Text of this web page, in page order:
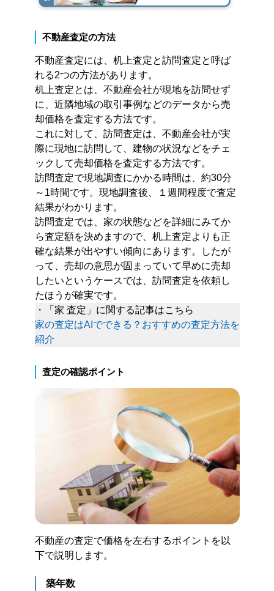
不動産査定の方法
不動産査定には、机上査定と訪問査定と呼ば
れる2つの方法があります。
机上査定とは、不動産会社が現地を訪問せず
に、近隣地域の取引事例などのデータから売
却価格を査定する方法です。
これに対して、訪問査定は、不動産会社が実
際に現地に訪問して、建物の状況などをチェ
ックして売却価格を査定する方法です。
訪問査定で現地調査にかかる時間は、約30分
～1時間です。現地調査後、１週間程度で査定
結果がわかります。
訪問査定では、家の状態などを詳細にみてか
ら査定額を決めますので、机上査定よりも正
確な結果が出やすい傾向にあります。したが
って、売却の意思が固まっていて早めに売却
したいというケースでは、訪問査定を依頼し
たほうが確実です。
・「家 査定」に関する記事はこちら
家の査定はAIでできる？おすすめの査定方法を
紹介
査定の確認ポイント
不動産の査定で価格を左右するポイントを以
下で説明します。
築年数